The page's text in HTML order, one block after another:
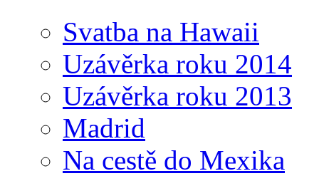
Svatba na Hawaii
Uzávěrka roku 2014
Uzávěrka roku 2013
Madrid
Na cestě do Mexika